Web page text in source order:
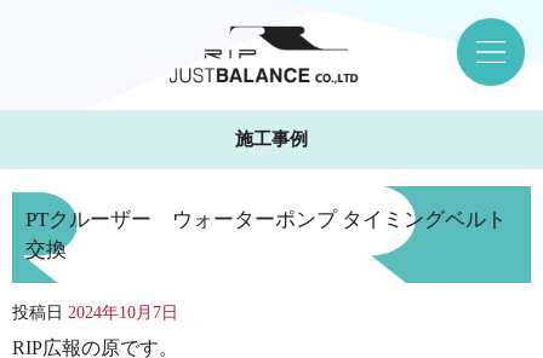
施工事例
PTクルーザー ウォーターポンプ タイミングベルト
交換
投稿日 2024年10月7日
RIP広報の原です。